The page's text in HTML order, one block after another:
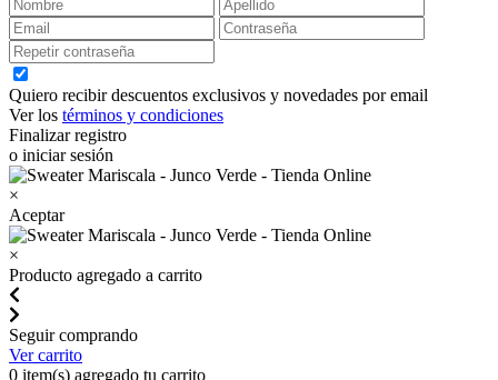
Quiero recibir descuentos exclusivos y novedades por email
Ver los términos y condiciones
Finalizar registro
o iniciar sesión
×
Aceptar
×
Producto agregado a carrito
Seguir comprando
Ver carrito
0 item(s) agregado tu carrito